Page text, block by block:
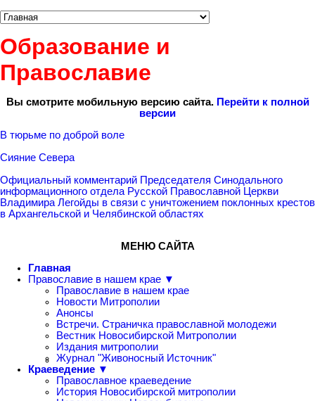
Образование и
Православие
Вы смотрите мобильную версию сайта. Перейти к полной
версии
В тюрьме по доброй воле
Сияние Севера
Официальный комментарий Председателя Синодального
информационного отдела Русской Православной Церкви
Владимира Легойды в связи с уничтожением поклонных крестов
в Архангельской и Челябинской областях
МЕНЮ САЙТА
Главная
Православие в нашем крае ▼
Православие в нашем крае
Новости Митрополии
Анонсы
Встречи. Страничка православной молодежи
Вестник Новосибирской Митрополии
Издания митрополии
Журнал "Живоносный Источник"
Краеведение ▼
Православное краеведение
История Новосибирской митрополии